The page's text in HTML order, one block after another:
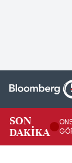
SON
DAKİKA